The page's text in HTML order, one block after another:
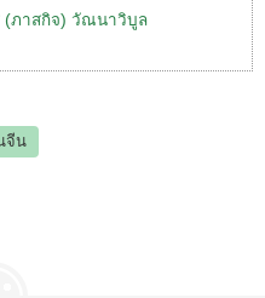
(ภาสกิจ) วัณนาวิบูล
จีน